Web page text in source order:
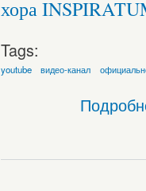
хора
Tags:
youtube видео-канал